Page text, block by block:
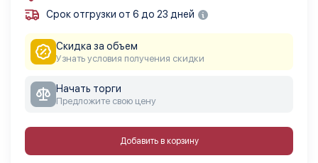
Срок отгрузки от 6 до 23 дней
Скидка за объем
Узнать условия получения скидки
Начать торги
Предложите свою цену
Добавить в корзину